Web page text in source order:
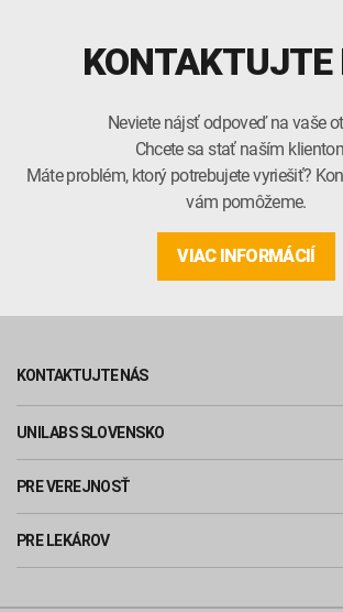
KONTAKTUJTE
Neviete nájsť odpoveď na vaše
Chcete sa stať naším
Máte problém, ktorý potrebujete vyriešiť?
vám pomôžeme.
VIAC INFORMÁCIÍ
KONTAKTUJTE NÁS
UNILABS SLOVENSKO
PRE VEREJNOSŤ
PRE LEKÁROV